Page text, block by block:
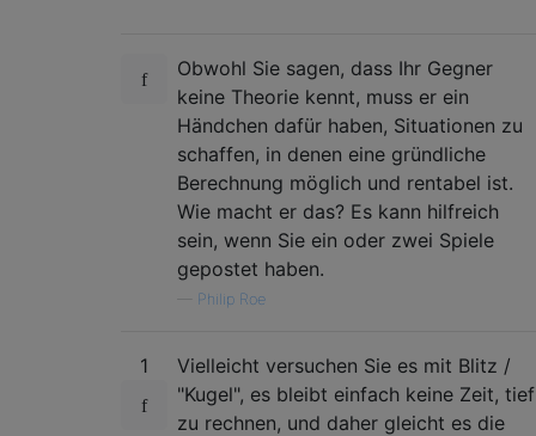
Obwohl Sie sagen, dass Ihr Gegner
keine Theorie kennt, muss er ein
Händchen dafür haben, Situationen zu
schaffen, in denen eine gründliche
Berechnung möglich und rentabel ist.
Wie macht er das? Es kann hilfreich
sein, wenn Sie ein oder zwei Spiele
gepostet haben.
Philip Roe
1
Vielleicht versuchen Sie es mit Blitz /
"Kugel", es bleibt einfach keine Zeit, tief
zu rechnen, und daher gleicht es die